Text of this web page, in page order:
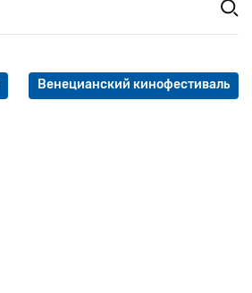
Венецианский кинофестиваль